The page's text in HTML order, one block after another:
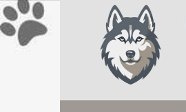
Перейти
к
контенту